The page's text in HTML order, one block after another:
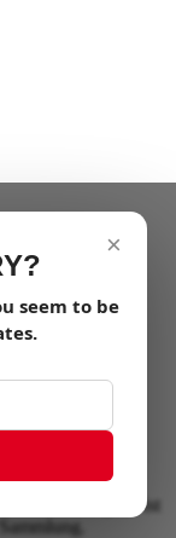
×
seem to be
.
mit unserer
ist